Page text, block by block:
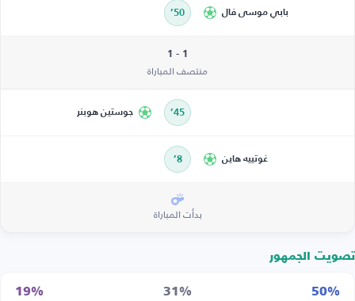
بابي موسى فال 50’
1 - 1
منتصف المباراة
45’ جوستين هوبنر
غوتييه هاين 8’
بدأت المباراة
تصويت الجمهور
50%
31%
19%